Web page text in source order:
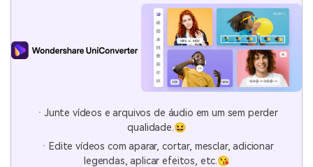
ㆍJunte vídeos e arquivos de áudio em um sem perder
qualidade.😆
ㆍEdite vídeos com aparar, cortar, mesclar, adicionar
legendas, aplicar efeitos, etc.😘